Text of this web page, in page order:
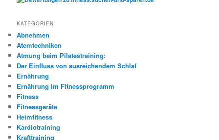
KATEGORIEN
Abnehmen
Atemtechniken
Atmung beim Pilatestraining:
Der Einfluss von ausreichendem Schlaf
Ernährung
Ernährung im Fitnessprogramm
Fitness
Fitnessgeräte
Heimfitness
Kardiotraining
Krafttraining